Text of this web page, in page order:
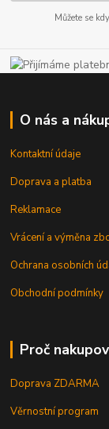
Můžete se
O nás a
Kontaktní údaje
Doprava a platba
Reklamace
Vrácení a výměna
Ochrana osobních
Obchodní podmínky
Proč
Doprava ZDARMA
Věrnostní program